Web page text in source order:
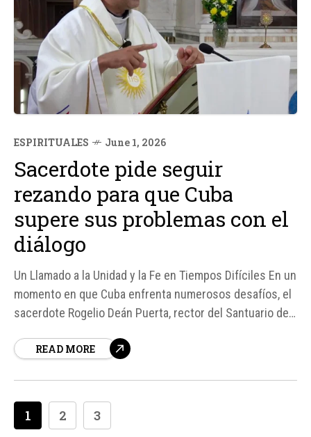
ESPIRITUALES June 1, 2026
Sacerdote pide seguir
rezando para que Cuba
supere sus problemas con el
diálogo
Un Llamado a la Unidad y la Fe en Tiempos Difíciles En un
momento en que Cuba enfrenta numerosos desafíos, el
sacerdote Rogelio Deán Puerta, rector del Santuario de
llamado a la unidad y la fe.
READ MORE
1 2 3